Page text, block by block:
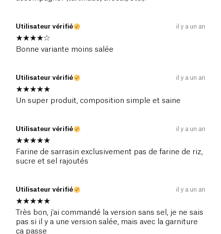
Utilisateur vérifié il y a un an
Bonne variante moins salée
Utilisateur vérifié il y a un an
Un super produit, composition simple et saine
Utilisateur vérifié il y a un an
Farine de sarrasin exclusivement pas de farine de riz,
sucre et sel rajoutés
Utilisateur vérifié il y a un an
Très bon, j'ai commandé la version sans sel, je ne sais
pas si il y a une version salée, mais avec la garniture
ça passe